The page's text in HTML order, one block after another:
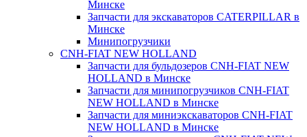
Минске
Запчасти для экскаваторов CATERPILLAR в
Минскe
Минипогрузчики
CNH-FIAT NEW HOLLAND
Запчасти для бульдозеров CNH-FIAT NEW
HOLLAND в Минске
Запчасти для минипогрузчиков CNH-FIAT
NEW HOLLAND в Минске
Запчасти для миниэкскаваторов CNH-FIAT
NEW HOLLAND в Минске